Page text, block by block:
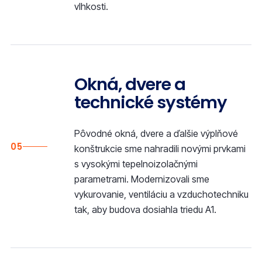
vlhkosti.
05
Okná, dvere a
technické systémy
Pôvodné okná, dvere a ďalšie výplňové
konštrukcie sme nahradili novými prvkami
s vysokými tepelnoizolačnými
parametrami. Modernizovali sme
vykurovanie, ventiláciu a vzduchotechniku
tak, aby budova dosiahla triedu A1.